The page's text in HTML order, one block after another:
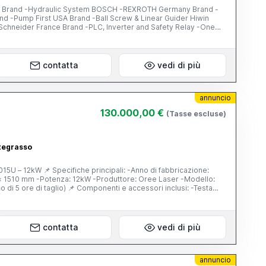
-Hydraulic System BOSCH -REXROTH Germany Brand -
-Pump First USA Brand -Ball Screw & Linear Guider Hiwin
France Brand -PLC, Inverter and Safety Relay -One
lineari: Hiwin -Impianto elettrico: Schneider Electric (Francia)
set di punzone e matrice standard
contatta vedi di più
annuncio
130.000,00 € (Tasse escluse)
-Anno di fabbricazione:
e accessori inclusi: -Testa
d’aria -Sistema di esaustione (tubi di esaustione) 📌
contatta vedi di più
annuncio